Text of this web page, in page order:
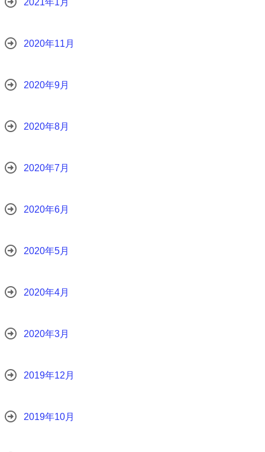
2020年11月
2020年9月
2020年8月
2020年7月
2020年6月
2020年5月
2020年4月
2020年3月
2019年12月
2019年10月